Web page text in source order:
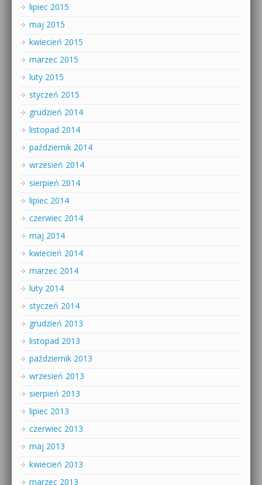
lipiec 2015
maj 2015
kwiecień 2015
marzec 2015
luty 2015
styczeń 2015
grudzień 2014
listopad 2014
październik 2014
wrzesień 2014
sierpień 2014
lipiec 2014
czerwiec 2014
maj 2014
kwiecień 2014
marzec 2014
luty 2014
styczeń 2014
grudzień 2013
listopad 2013
październik 2013
wrzesień 2013
sierpień 2013
lipiec 2013
czerwiec 2013
maj 2013
kwiecień 2013
marzec 2013